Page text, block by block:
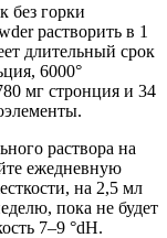
без горки
растворить в 1
длительный срок
6000°
мг стронция и 34
раствора на
ежедневную
на 2,5 мл
пока не будет
7–9 °dH.